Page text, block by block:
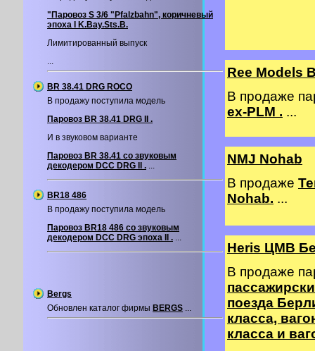
"Паровоз S 3/6 "Pfalzbahn", коричневый
эпоха I K.Bay.Sts.B.
Лимитированный выпуск
...
BR 38.41 DRG ROCO
В продажу поступила модель
Паровоз BR 38.41 DRG II .
И в звуковом варианте
Паровоз BR 38.41 со звуковым
декодером DCC DRG II . ...
BR18 486
В продажу поступила модель
Паровоз BR18 486 со звуковым
декодером DCС DRG эпоха II . ...
Bergs
Обновлен каталог фирмы BERGS ...
Ree Models
В продаже
ex-PLM . ...
NMJ Nohab
В продаже
Nohab. ...
Heris ЦМВ
В продаже
поезда
класса,
класса и